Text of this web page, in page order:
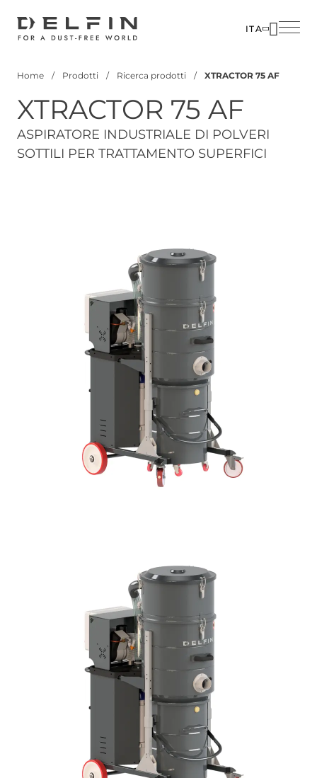
ITA
di
pane
Home Prodotti Ricerca prodotti XTRACTOR 75 AF
XTRACTOR 75 AF
ASPIRATORE INDUSTRIALE DI POLVERI
SOTTILI PER TRATTAMENTO SUPERFICI